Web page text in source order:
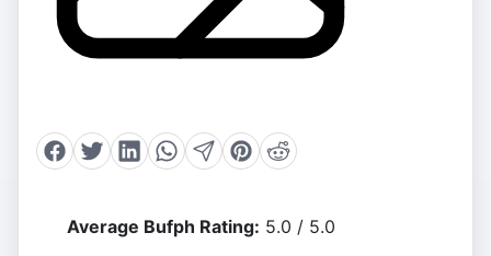
Average Bufph Rating: 5.0 / 5.0